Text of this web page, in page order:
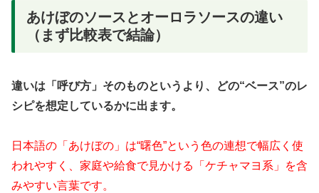
あけぼのソースとオーロラソースの違い
（まず比較表で結論）
違いは「呼び方」そのものというより、どの“ベース”のレ
シピを想定しているかに出ます。
日本語の「あけぼの」は“曙色”という色の連想で幅広く使
われやすく、家庭や給食で見かける「ケチャマヨ系」を含
みやすい言葉です。